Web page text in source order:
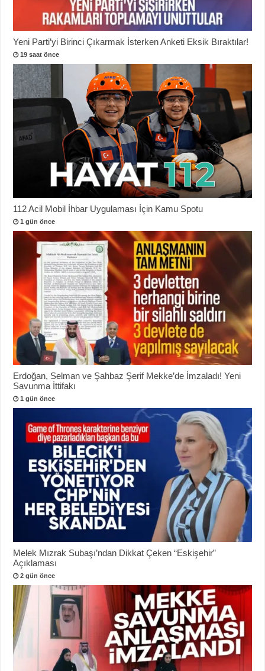
Yeni Parti’yi Birinci Çıkarmak İsterken Anketi Eksik Bıraktılar!
19 saat önce
112 Acil Mobil İhbar Uygulaması İçin Kamu Spotu
1 gün önce
Erdoğan, Selman ve Şahbaz Şerif Mekke’de İmzaladı! Yeni
Savunma İttifakı
1 gün önce
Melek Mızrak Subaşı’ndan Dikkat Çeken “Eskişehir”
Açıklaması
2 gün önce